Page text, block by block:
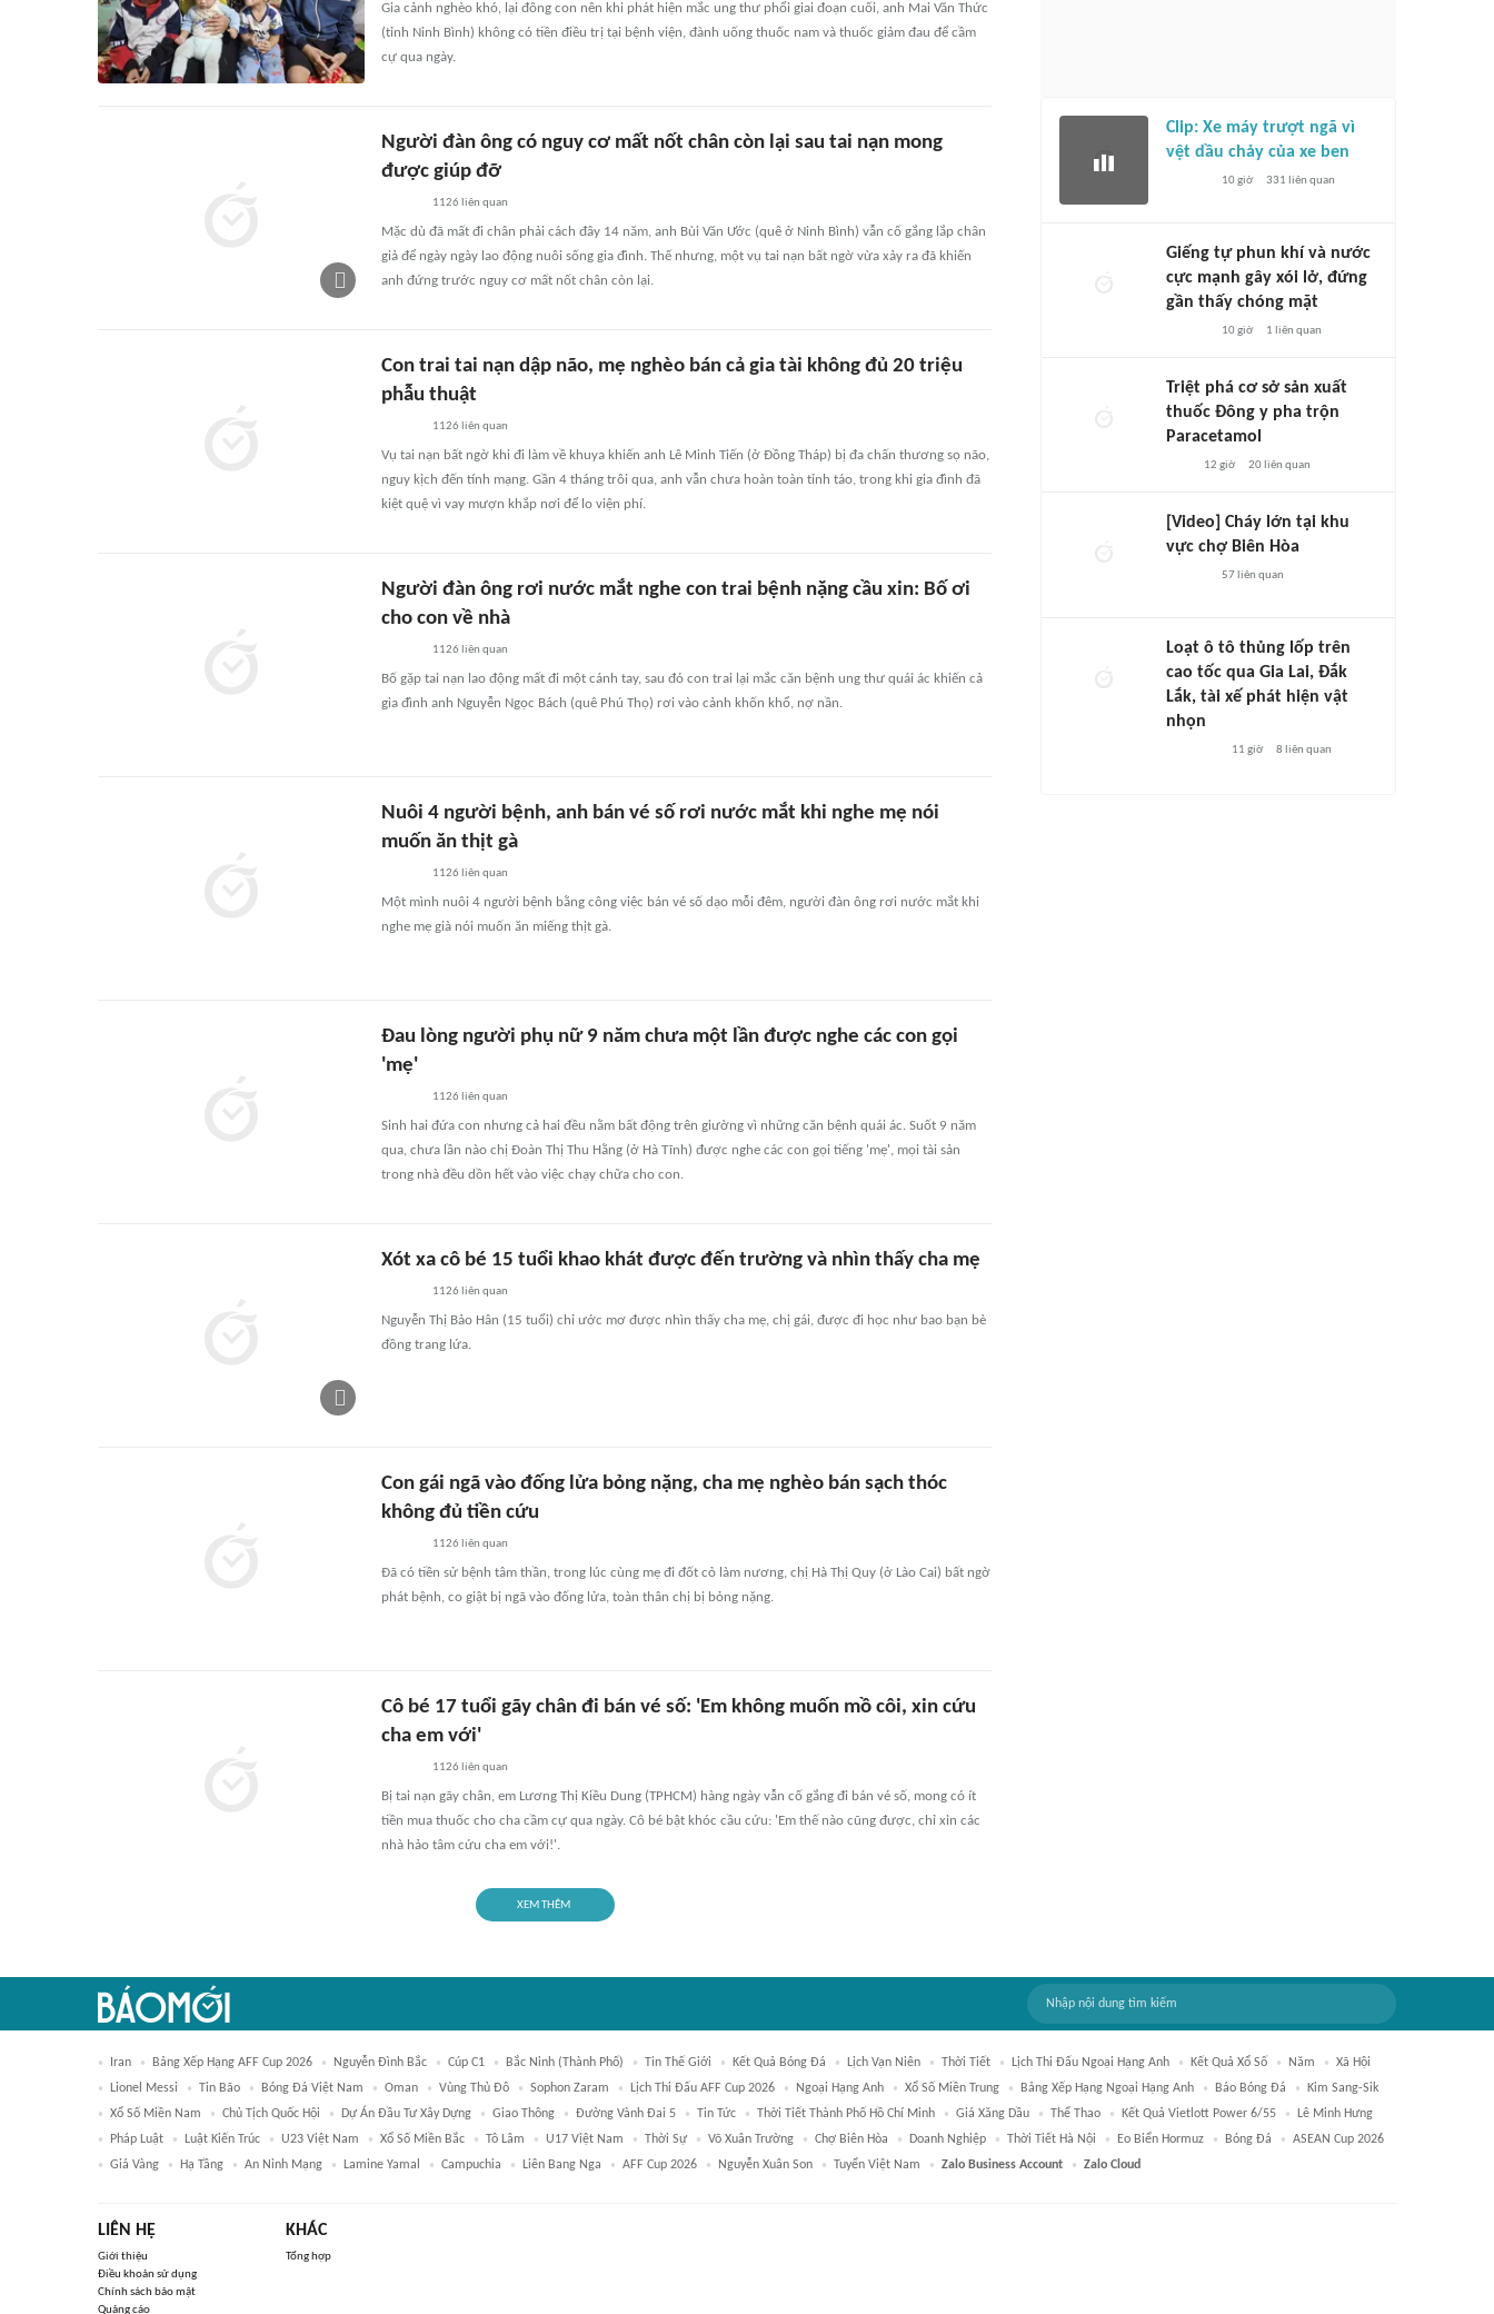
Gia cảnh nghèo khó, lại đông con nên khi phát hiện mắc ung thư phổi giai đoạn cuối, anh Mai Văn Thức
(tỉnh Ninh Bình) không có tiền điều trị tại bệnh viện, đành uống thuốc nam và thuốc giảm đau để cầm
cự qua ngày.
Người đàn ông có nguy cơ mất nốt chân còn lại sau tai nạn mong
được giúp đỡ
1126 liên quan
Mặc dù đã mất đi chân phải cách đây 14 năm, anh Bùi Văn Ước (quê ở Ninh Bình) vẫn cố gắng lắp chân
giả để ngày ngày lao động nuôi sống gia đình. Thế nhưng, một vụ tai nạn bất ngờ vừa xảy ra đã khiến
anh đứng trước nguy cơ mất nốt chân còn lại.
Con trai tai nạn dập não, mẹ nghèo bán cả gia tài không đủ 20 triệu
phẫu thuật
1126 liên quan
Vụ tai nạn bất ngờ khi đi làm về khuya khiến anh Lê Minh Tiến (ở Đồng Tháp) bị đa chấn thương sọ não,
nguy kịch đến tính mạng. Gần 4 tháng trôi qua, anh vẫn chưa hoàn toàn tỉnh táo, trong khi gia đình đã
kiệt quệ vì vay mượn khắp nơi để lo viện phí.
Người đàn ông rơi nước mắt nghe con trai bệnh nặng cầu xin: Bố ơi
cho con về nhà
1126 liên quan
Bố gặp tai nạn lao động mất đi một cánh tay, sau đó con trai lại mắc căn bệnh ung thư quái ác khiến cả
gia đình anh Nguyễn Ngọc Bách (quê Phú Thọ) rơi vào cảnh khốn khổ, nợ nần.
Nuôi 4 người bệnh, anh bán vé số rơi nước mắt khi nghe mẹ nói
muốn ăn thịt gà
1126 liên quan
Một mình nuôi 4 người bệnh bằng công việc bán vé số dạo mỗi đêm, người đàn ông rơi nước mắt khi
nghe mẹ già nói muốn ăn miếng thịt gà.
Đau lòng người phụ nữ 9 năm chưa một lần được nghe các con gọi
'mẹ'
1126 liên quan
Sinh hai đứa con nhưng cả hai đều nằm bất động trên giường vì những căn bệnh quái ác. Suốt 9 năm
qua, chưa lần nào chị Đoàn Thị Thu Hằng (ở Hà Tĩnh) được nghe các con gọi tiếng 'mẹ', mọi tài sản
trong nhà đều dồn hết vào việc chạy chữa cho con.
Xót xa cô bé 15 tuổi khao khát được đến trường và nhìn thấy cha mẹ
1126 liên quan
Nguyễn Thị Bảo Hân (15 tuổi) chỉ ước mơ được nhìn thấy cha mẹ, chị gái, được đi học như bao bạn bè
đồng trang lứa.
Con gái ngã vào đống lửa bỏng nặng, cha mẹ nghèo bán sạch thóc
không đủ tiền cứu
1126 liên quan
Đã có tiền sử bệnh tâm thần, trong lúc cùng mẹ đi đốt cỏ làm nương, chị Hà Thị Quy (ở Lào Cai) bất ngờ
phát bệnh, co giật bị ngã vào đống lửa, toàn thân chị bị bỏng nặng.
Cô bé 17 tuổi gãy chân đi bán vé số: 'Em không muốn mồ côi, xin cứu
cha em với'
1126 liên quan
Bị tai nạn gãy chân, em Lương Thị Kiều Dung (TPHCM) hàng ngày vẫn cố gắng đi bán vé số, mong có ít
tiền mua thuốc cho cha cầm cự qua ngày. Cô bé bật khóc cầu cứu: 'Em thế nào cũng được, chỉ xin các
nhà hảo tâm cứu cha em với!'.
XEM THÊM
Clip: Xe máy trượt ngã vì
vệt dầu chảy của xe ben
10 giờ 331 liên quan
Giếng tự phun khí và nước
cực mạnh gây xói lở, đứng
gần thấy chóng mặt
10 giờ 1 liên quan
Triệt phá cơ sở sản xuất
thuốc Đông y pha trộn
Paracetamol
12 giờ 20liên quan
[Video] Cháy lớn tại khu
vực chợ Biên Hòa
57liên quan
Loạt ô tô thủng lốp trên
cao tốc qua Gia Lai, Đắk
Lắk, tài xế phát hiện vật
nhọn
11 giờ 8 liên quan
Iran Bảng Xếp Hạng AFF Cup 2026 Nguyễn Đình Bắc Cúp C1 Bắc Ninh (thành Phố) Tin Thế Giới Kết Quả Bóng Đá Lịch Vạn Niên Thời Tiết Lịch Thi Đấu Ngoại Hạng Anh Kết Quả Xổ Số Năm
Xã Hội
Lionel Messi
Tin Bão Bóng Đá Việt Nam Oman Vùng Thủ Đô Sophon Zaram Lịch Thi Đấu AFF Cup 2026 Ngoại Hạng Anh Xổ Số Miền Trung Bảng Xếp Hạng Ngoại Hạng Anh Báo Bóng Đá
Kim Sang-Sik
Xổ Số Miền Nam
Chủ Tịch Quốc Hội Dự Án Đầu Tư Xây Dựng Giao Thông Đường Vành Đai 5 Tin Tức Thời Tiết Thành Phố Hồ Chí Minh Giá Xăng Dầu Thể Thao Kết Quả Vietlott Power 6/55
Lê Minh Hưng
Pháp Luật
Luật Kiến Trúc U23 Việt Nam Xổ Số Miền Bắc Tô Lâm U17 Việt Nam Thời Sự Võ Xuân Trường Chợ Biên Hòa Doanh Nghiệp Thời Tiết Hà Nội Eo Biển Hormuz Bóng Đá
ASEAN Cup 2026
Giá Vàng
Hạ Tầng An Ninh Mạng Lamine Yamal Campuchia Liên Bang Nga AFF Cup 2026 Nguyễn Xuân Son Tuyển Việt Nam Zalo Business Account Zalo Cloud
LIÊN HỆ
Giới thiệu
Điều khoản sử dụng
Chính sách bảo mật
Quảng cáo
KHÁC
Tổng hợp